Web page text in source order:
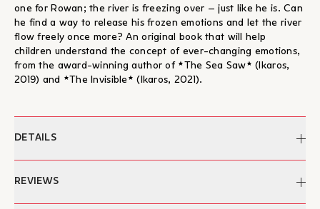
one for Rowan; the river is freezing over – just like he is. Can
he find a way to release his frozen emotions and let the river
flow freely once more? An original book that will help
children understand the concept of ever-changing emotions,
from the award-winning author of *The Sea Saw* (Ikaros,
2019) and *The Invisible* (Ikaros, 2021).
DETAILS
Author:
REVIEWS